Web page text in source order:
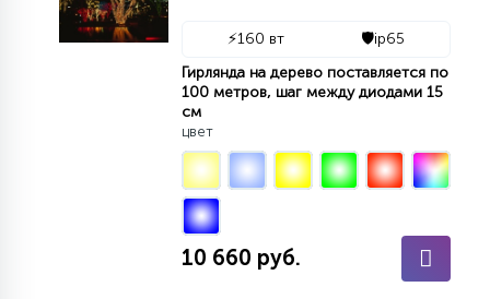
⚡160 вт 🛡️ip65
Гирлянда на дерево поставляется по
100 метров, шаг между диодами 15
см
цвет
10 660 руб.